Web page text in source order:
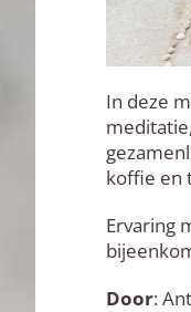
In deze
koffie en
Ervaring
Door: